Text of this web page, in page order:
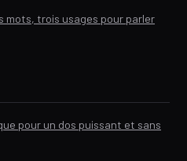
mots, trois usages pour parler
pour un dos puissant et sans